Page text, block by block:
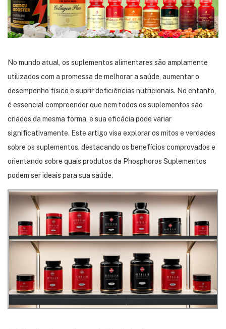
No mundo atual, os suplementos alimentares são amplamente
utilizados com a promessa de melhorar a saúde, aumentar o
desempenho físico e suprir deficiências nutricionais. No entanto,
é essencial compreender que nem todos os suplementos são
criados da mesma forma, e sua eficácia pode variar
significativamente. Este artigo visa explorar os mitos e verdades
sobre os suplementos, destacando os benefícios comprovados e
orientando sobre quais produtos da Phosphoros Suplementos
podem ser ideais para sua saúde.